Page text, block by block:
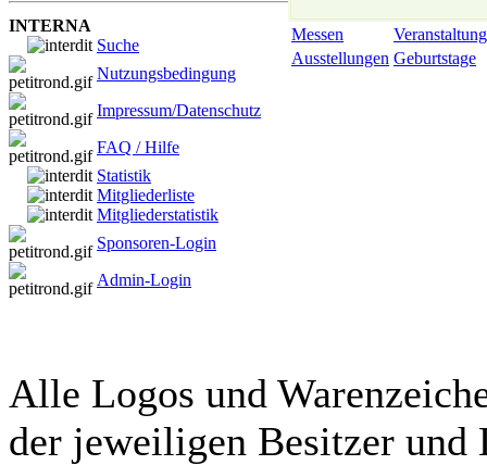
INTERNA
Suche
Nutzungsbedingung
Impressum/Datenschutz
FAQ / Hilfe
Statistik
Mitgliederliste
Mitgliederstatistik
Sponsoren-Login
Admin-Login
Messen
Veranstaltung
Ausstellungen Geburtstage
Alle Logos und
der jeweiligen Besitzer und